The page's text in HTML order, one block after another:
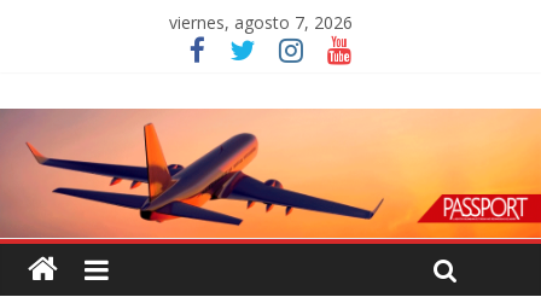
viernes, agosto 7, 2026